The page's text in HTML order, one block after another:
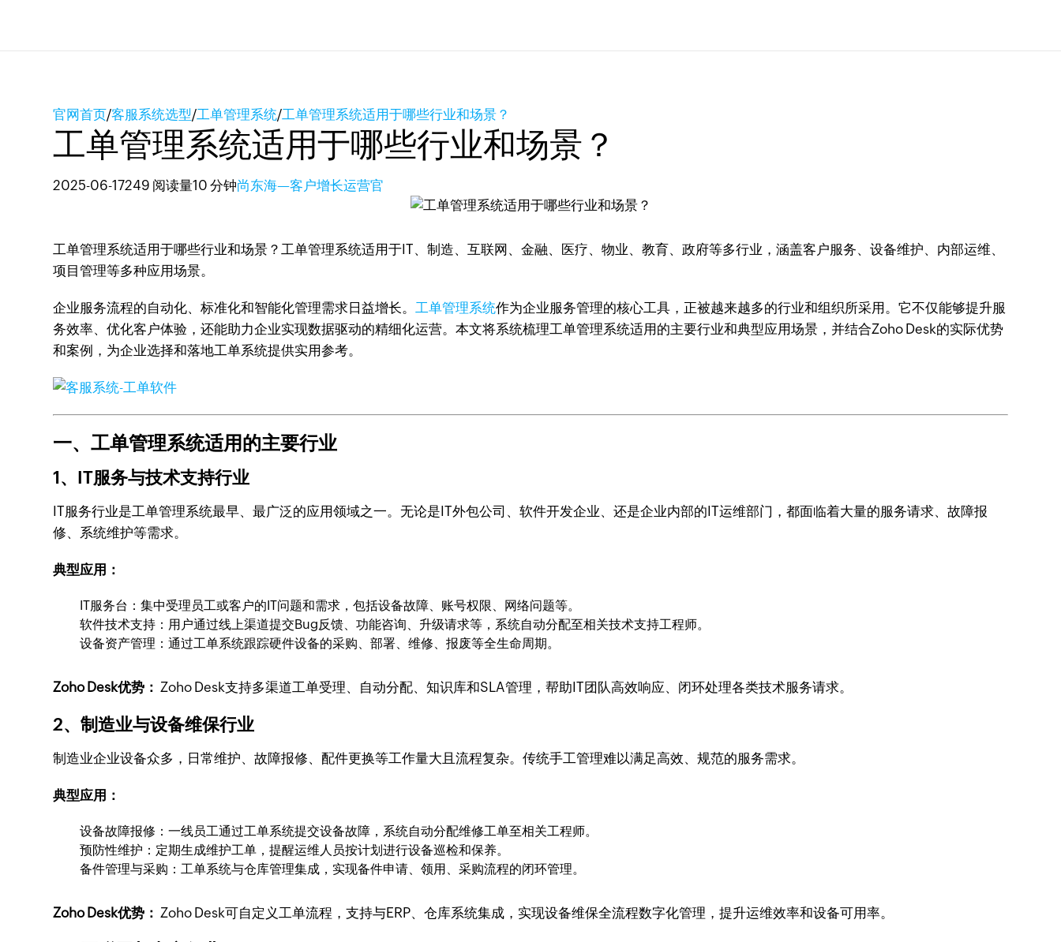
官网首页/客服系统选型/工单管理系统/工单管理系统适用于哪些行业和场景？
工单管理系统适用于哪些行业和场景？
2025-06-17249 阅读量10 分钟尚东海—客户增长运营官
工单管理系统适用于哪些行业和场景？工单管理系统适用于IT、制造、互联网、金融、医疗、物业、教育、政府等多行业，涵盖客户服务、设备维护、内部运维、
项目管理等多种应用场景。
企业服务流程的自动化、标准化和智能化管理需求日益增长。工单管理系统作为企业服务管理的核心工具，正被越来越多的行业和组织所采用。它不仅能够提升服
务效率、优化客户体验，还能助力企业实现数据驱动的精细化运营。本文将系统梳理工单管理系统适用的主要行业和典型应用场景，并结合Zoho Desk的实际优势
和案例，为企业选择和落地工单系统提供实用参考。
一、工单管理系统适用的主要行业
1、IT服务与技术支持行业
IT服务行业是工单管理系统最早、最广泛的应用领域之一。无论是IT外包公司、软件开发企业、还是企业内部的IT运维部门，都面临着大量的服务请求、故障报
修、系统维护等需求。
典型应用：
IT服务台：集中受理员工或客户的IT问题和需求，包括设备故障、账号权限、网络问题等。
软件技术支持：用户通过线上渠道提交Bug反馈、功能咨询、升级请求等，系统自动分配至相关技术支持工程师。
设备资产管理：通过工单系统跟踪硬件设备的采购、部署、维修、报废等全生命周期。
Zoho Desk优势： Zoho Desk支持多渠道工单受理、自动分配、知识库和SLA管理，帮助IT团队高效响应、闭环处理各类技术服务请求。
2、制造业与设备维保行业
制造业企业设备众多，日常维护、故障报修、配件更换等工作量大且流程复杂。传统手工管理难以满足高效、规范的服务需求。
典型应用：
设备故障报修：一线员工通过工单系统提交设备故障，系统自动分配维修工单至相关工程师。
预防性维护：定期生成维护工单，提醒运维人员按计划进行设备巡检和保养。
备件管理与采购：工单系统与仓库管理集成，实现备件申请、领用、采购流程的闭环管理。
Zoho Desk优势： Zoho Desk可自定义工单流程，支持与ERP、仓库系统集成，实现设备维保全流程数字化管理，提升运维效率和设备可用率。